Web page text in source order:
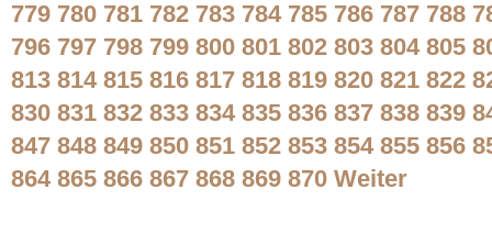
779 780 781 782 783 784 785 786 787 788
796 797 798 799 800 801 802 803 804 805
813 814 815 816 817 818 819 820 821 822
830 831 832 833 834 835 836 837 838 839
847 848 849 850 851 852 853 854 855 856
864 865 866 867 868 869 870 Weiter